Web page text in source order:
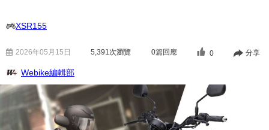
XSR155
2026年05月15日 5,391 次瀏覽 0篇回應 0 分享
Webike編輯部